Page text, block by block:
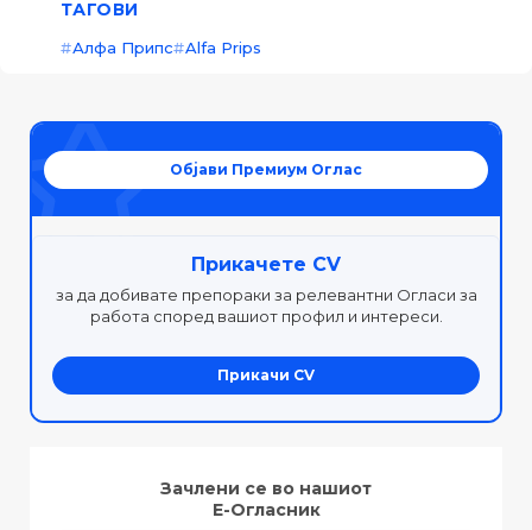
ТАГОВИ
Алфа Припс Alfa Prips
Објави Премиум Оглас
Прикачете CV
за да добивате препораки за релевантни Огласи за
работа според вашиот профил и интереси.
Прикачи CV
Зачлени се во нашиот
Е-Огласник